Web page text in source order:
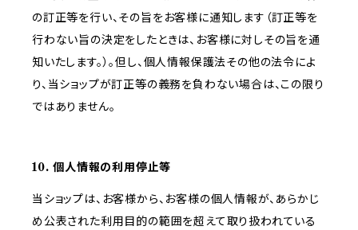
の訂正等を行い、その旨をお客様に通知します（訂正等を
行わない旨の決定をしたときは、お客様に対しその旨を通
知いたします。）。但し、個人情報保護法その他の法令によ
り、当ショップが訂正等の義務を負わない場合は、この限り
ではありません。
10. 個人情報の利用停止等
当ショップは、お客様から、お客様の個人情報が、あらかじ
め公表された利用目的の範囲を超えて取り扱われている